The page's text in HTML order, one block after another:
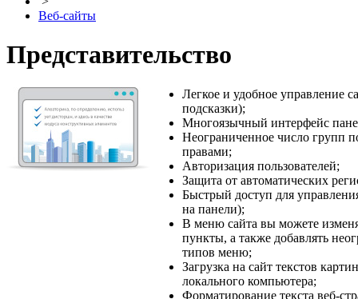
Веб-сайты
Представительство
Легкое и удобное управление
подсказки);
Многоязычный интерфейс
Неограниченное число групп
правами;
Авторизация пользователей;
Защита от автоматических
Быстрый доступ для
на панели);
В меню сайта вы можете
пункты, а также добавлять
типов меню;
Загрузка на сайт текстов
локального компьютера;
Форматирование текста веб-